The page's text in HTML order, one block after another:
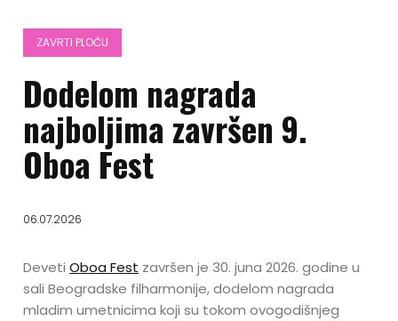
ZAVRTI PLOČU
Dodelom nagrada
najboljima završen 9.
Oboa Fest
06.07.2026
DevetiOboa Fest završen je 30. juna 2026. godine u
sali Beogradske filharmonije, dodelom nagrada
mladim umetnicima koji su tokom ovogodišnjeg